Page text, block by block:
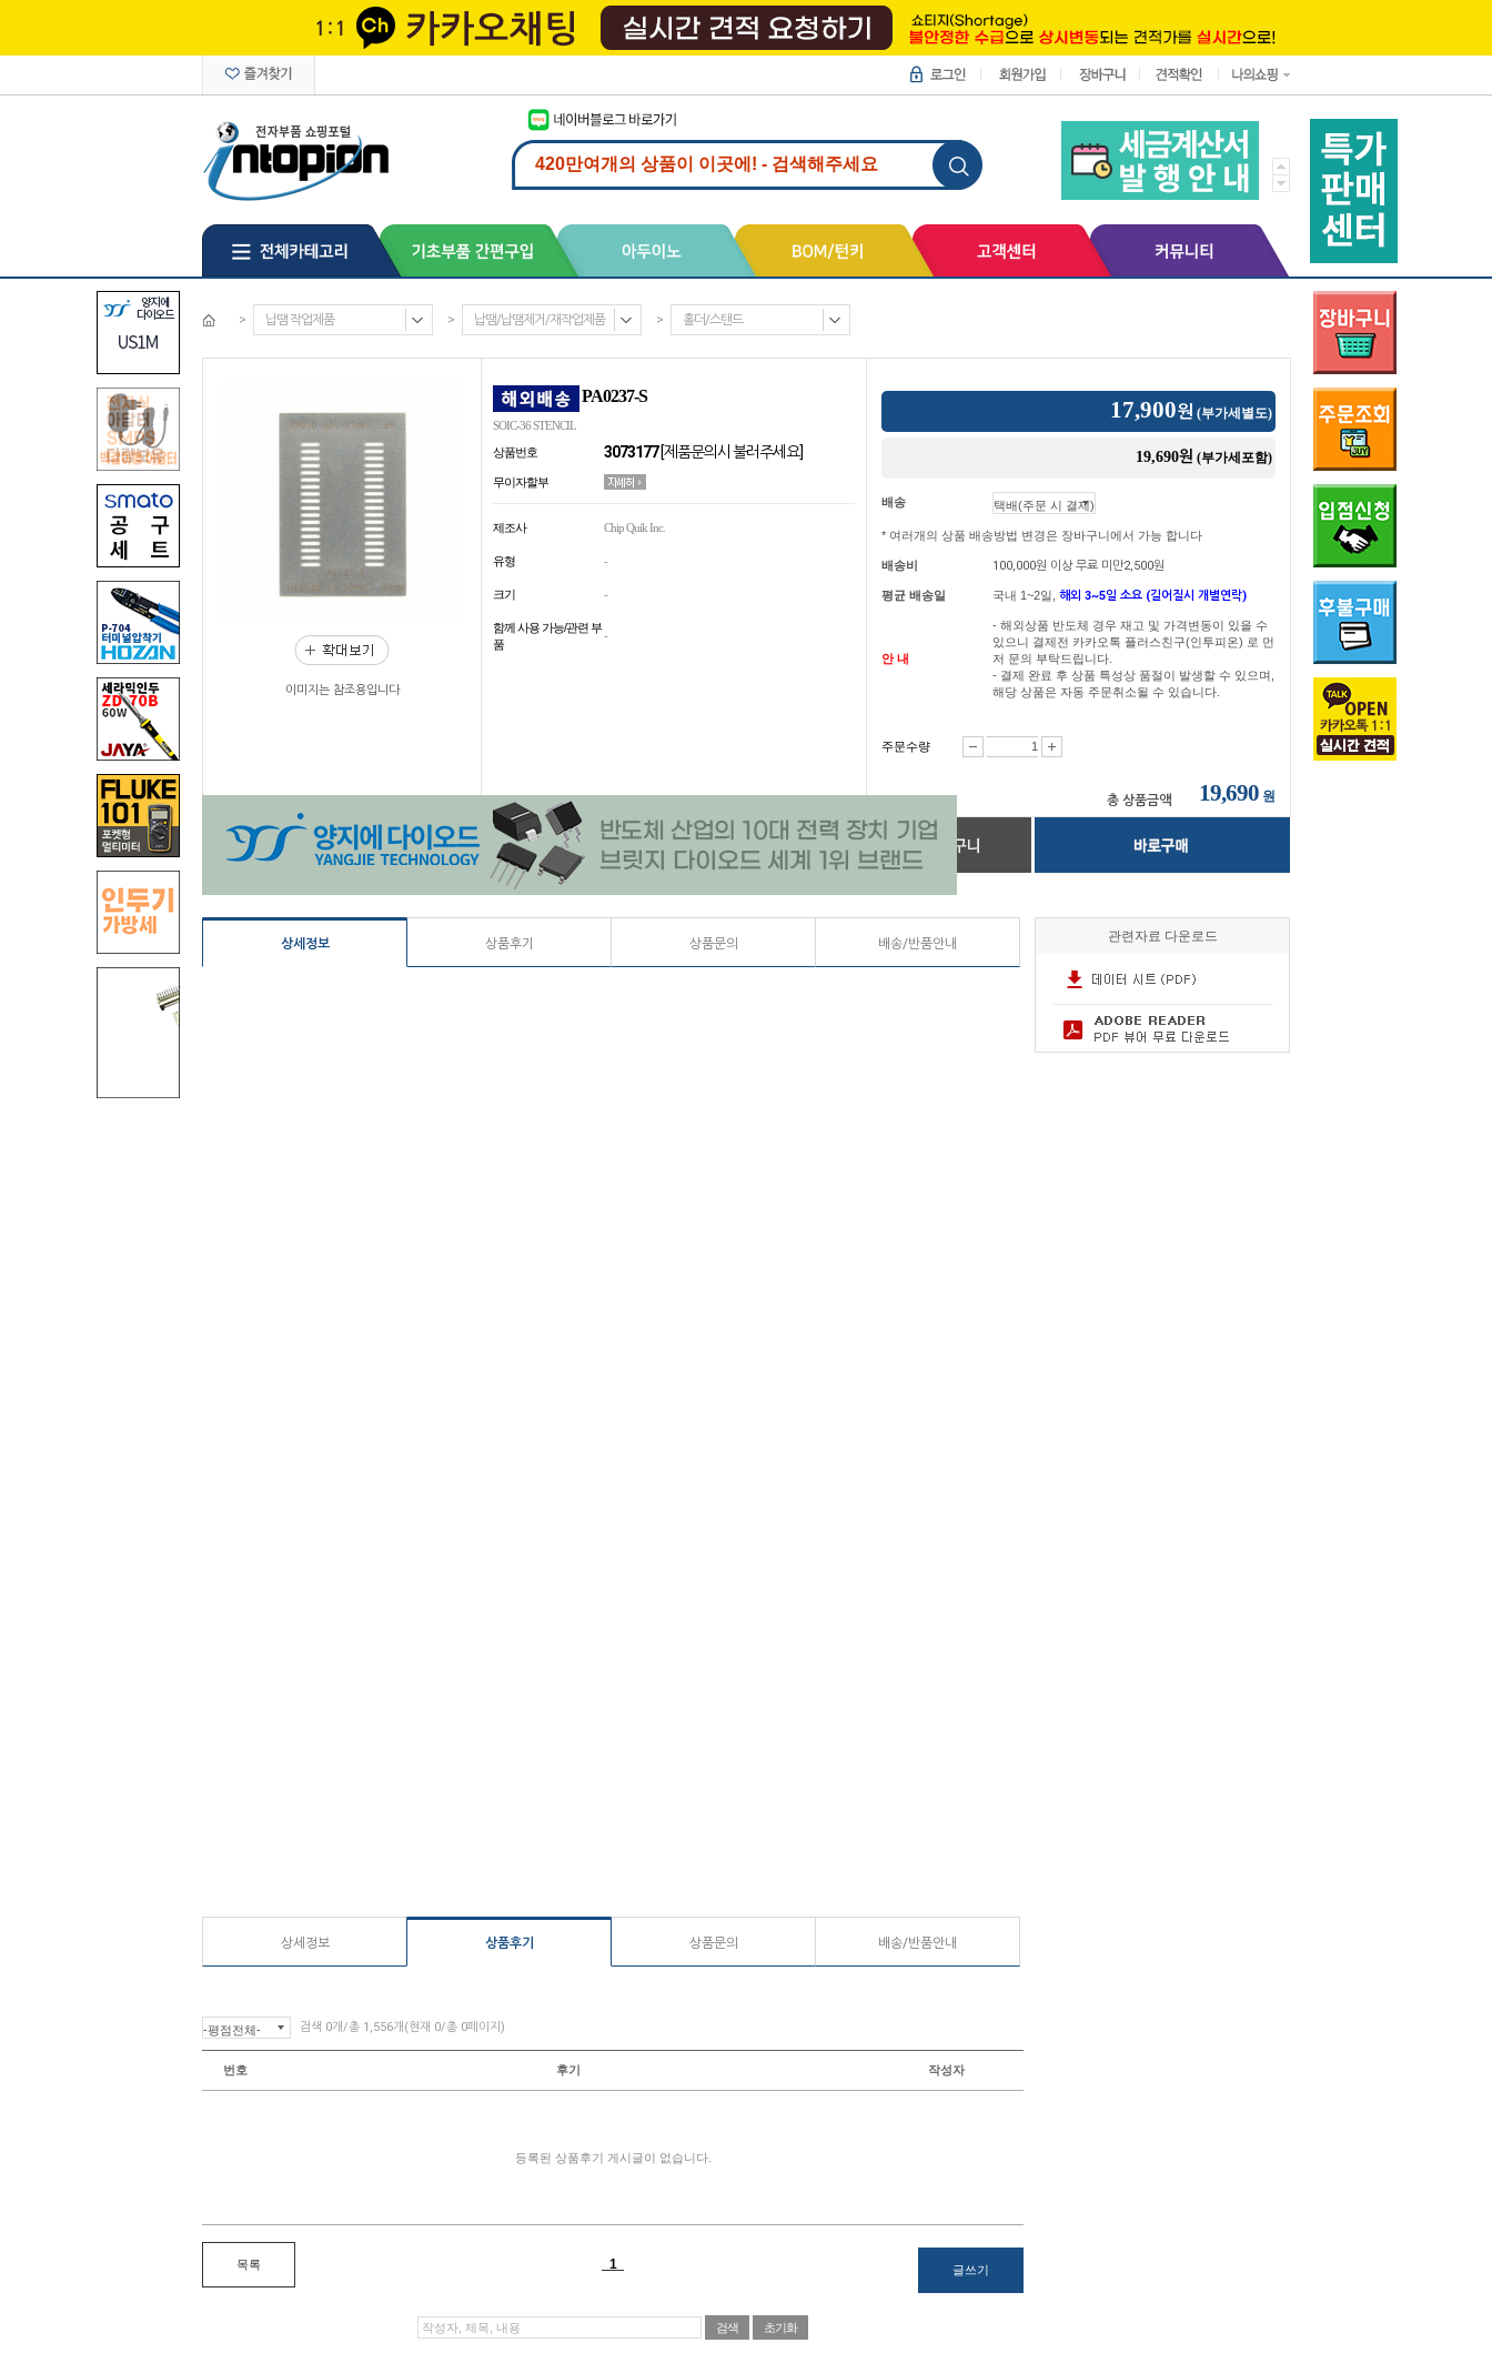
> 납땜 작업제품 > 납땜/납땜제거/재작업제품 > 홀더/스탠드
이미지는 참조용입니다
PA0237-S
SOIC-36 STENCIL
상품번호
3073177[제품문의시 불러주세요]
무이자할부
제조사 Chip Quik Inc.
유형 -
크기 -
함께 사용 가능/관련 부
품
-
17,900원 (부가세별도)
19,690원 (부가세포함)
배송
* 여러개의 상품 배송방법 변경은 장바구니에서 가능 합니다
배송비 100,000원 이상 무료 미만2,500원
평균 배송일 국내 1~2일, 해외 3~5일 소요 (길어질시 개별연락)
안 내
- 해외상품 반도체 경우 재고 및 가격변동이 있을 수
있으니 결제전 카카오톡 플러스친구(인투피온) 로 먼
저 문의 부탁드립니다.
- 결제 완료 후 상품 특성상 품절이 발생할 수 있으며,
해당 상품은 자동 주문취소될 수 있습니다.
주문수량
총 상품금액 19,690 원
상세정보 상품후기 상품문의 배송/반품안내
상세정보 상품후기 상품문의 배송/반품안내
관련자료 다운로드